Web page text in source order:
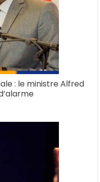
: le ministre Alfred